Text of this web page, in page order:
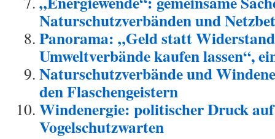
Naturschutzverbänden und
Panorama: „Geld statt
Umweltverbände kaufen lassen“,
Naturschutzverbände und
den Flaschengeistern
Windenergie: politischer Druck
Vogelschutzwarten